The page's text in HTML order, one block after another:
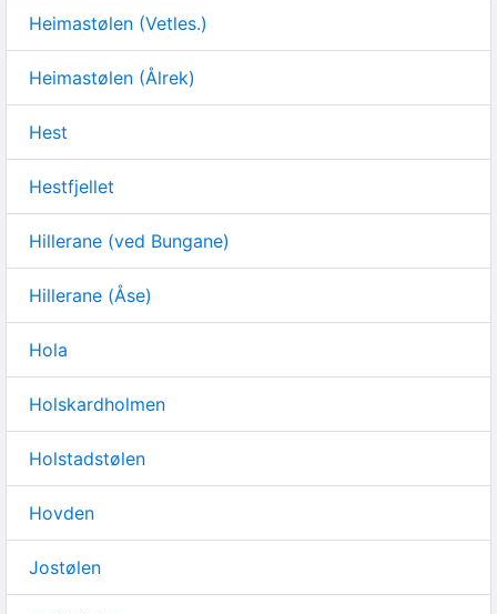
Heimastølen (Vetles.)
Heimastølen (Ålrek)
Hest
Hestfjellet
Hillerane (ved Bungane)
Hillerane (Åse)
Hola
Holskardholmen
Holstadstølen
Hovden
Jostølen